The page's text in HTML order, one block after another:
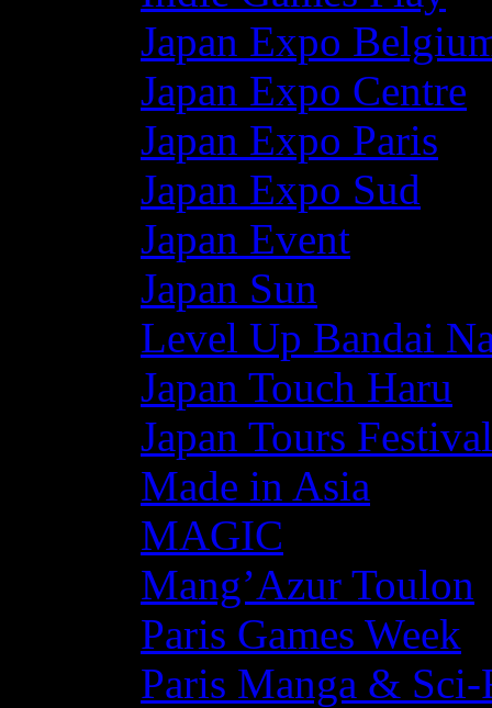
Japan Expo
Japan Expo Centre
Japan Expo Paris
Japan Expo Sud
Japan Event
Japan Sun
Level Up Bandai
Japan Touch Haru
Japan Tours Festival
Made in Asia
MAGIC
Mang’Azur Toulon
Paris Games Week
Paris Manga &